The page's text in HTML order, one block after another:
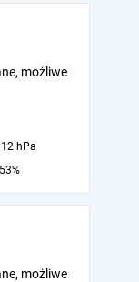
możliwe
hPa
53%
możliwe